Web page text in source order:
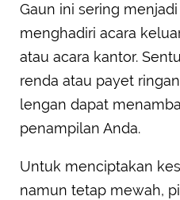
Gaun ini sering
menghadiri acara
atau acara kantor.
renda atau payet
lengan dapat
penampilan Anda.
Untuk menciptakan
namun tetap mewah,